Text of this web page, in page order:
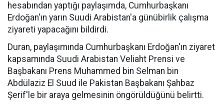
hesabından yaptığı paylaşımda, Cumhurbaşkanı
Erdoğan'ın yarın Suudi Arabistan'a günübirlik çalışma
ziyareti yapacağını bildirdi.
Duran, paylaşımında Cumhurbaşkanı Erdoğan'ın ziyaret
kapsamında Suudi Arabistan Veliaht Prensi ve
Başbakanı Prens Muhammed bin Selman bin
Abdülaziz El Suud ile Pakistan Başbakanı Şahbaz
Şerif'le bir araya gelmesinin öngörüldüğünü belirtti.